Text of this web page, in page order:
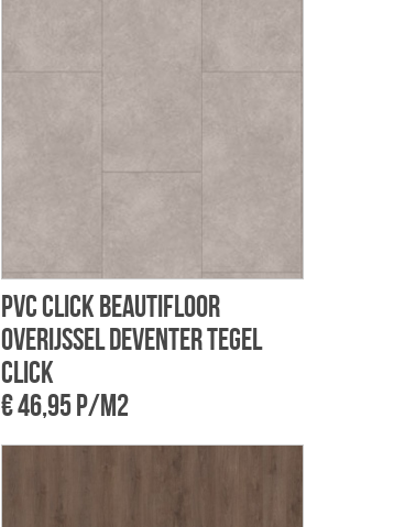
PVC Click Beautifloor
Overijssel Deventer tegel
click
€ 46,95 p/m2